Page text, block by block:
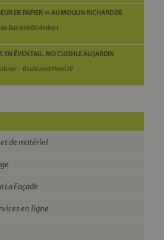
DE PAPIER » AU MOULIN RICHARD DE
Bas 63600 Ambert
EN ÉVENTAIL. MO CUISHLE AU JARDIN
- Boulevard Henri IV
de matériel
La Façade
en ligne